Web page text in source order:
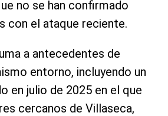
no se han confirmado
con el ataque reciente.
a antecedentes de
entorno, incluyendo un
en julio de 2025 en el que
cercanos de Villaseca,